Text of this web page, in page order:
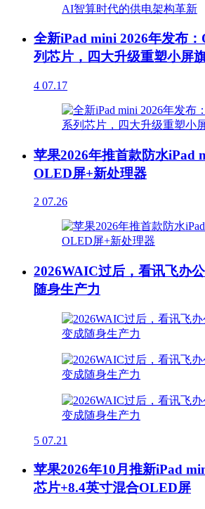
全新iPad mini 2026年发布
列芯片，四大升级重塑小屏
4 07.17
苹果2026年推首款防水iPad
OLED屏+新处理器
2 07.26
2026WAIC过后，看讯飞办
随身生产力
5 07.21
苹果2026年10月推新iPad
芯片+8.4英寸混合OLED屏